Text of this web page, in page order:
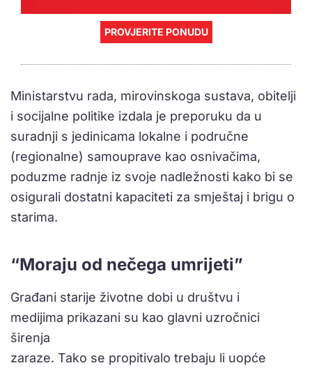
PROVJERITE PONUDU
Ministarstvu rada, mirovinskoga sustava, obitelji
i socijalne politike izdala je preporuku da u
suradnji s jedinicama lokalne i područne
(regionalne) samouprave kao osnivačima,
poduzme radnje iz svoje nadležnosti kako bi se
osigurali dostatni kapaciteti za smještaj i brigu o
starima.
“Moraju od nečega umrijeti”
Građani starije životne dobi u društvu i
medijima prikazani su kao glavni uzročnici
širenja
zaraze. Tako se propitivalo trebaju li uopće